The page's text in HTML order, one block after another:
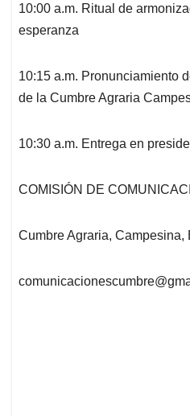
10:00 a.m. Ritual de
esperanza
10:15 a.m. Pronunciamiento
de la Cumbre Agraria
10:30 a.m. Entrega en
COMISIÓN DE
Cumbre Agraria, Campesina,